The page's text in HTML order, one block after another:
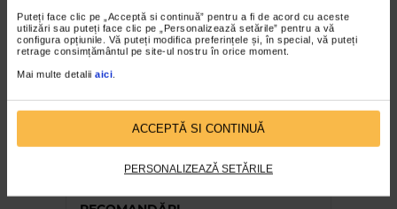
Puteți face clic pe „Acceptă si continuă” pentru a fi de acord cu aceste
utilizări sau puteți face clic pe „Personalizează setările” pentru a vă
configura opțiunile. Vă puteți modifica preferințele și, în special, vă puteți
retrage consimțământul pe site-ul nostru în orice moment.
Mai multe detalii aici
ACCEPTĂ SI CONTINUĂ
PERSONALIZEAZĂ SETĂRILE
ANDONEVRALGIC
AUTOSTOP Ep. 291